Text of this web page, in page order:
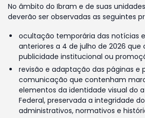
No âmbito do Ibram e de suas
deverão ser observadas as seguintes
ocultação temporária das notícias
anteriores a 4 de julho de 2026 que
publicidade institucional ou
revisão e adaptação das páginas e
comunicação que contenham
elementos da identidade visual do
Federal, preservada a integridade
administrativos, normativos e